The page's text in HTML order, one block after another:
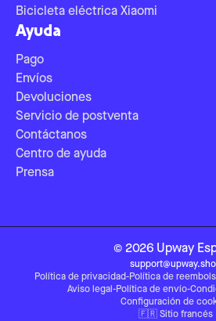
Bicicleta eléctrica Xiaomi
Ayuda
Pago
Envíos
Devoluciones
Servicio de postventa
Contáctanos
Centro de ayuda
Prensa
© 2026 Upway
Política de privacidad-Política de
Aviso legal -Política de envío-
Configuración de
🇫🇷 Sitio francés